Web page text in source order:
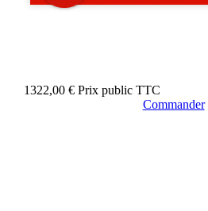
1322,00 € Prix public TTC
Commander